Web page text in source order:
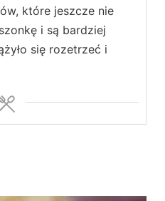
które jeszcze nie
i są bardziej
się rozetrzeć i